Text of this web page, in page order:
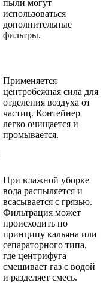
пыли могут
использоваться
дополнительные
фильтры.
Применяется
центробежная сила для
отделения воздуха от
частиц. Контейнер
легко очищается и
промывается.
При влажной уборке
вода распыляется и
всасывается с грязью.
Фильтрация может
происходить по
принципу кальяна или
сепараторного типа,
где центрифуга
смешивает газ с водой
и разделяет смесь.